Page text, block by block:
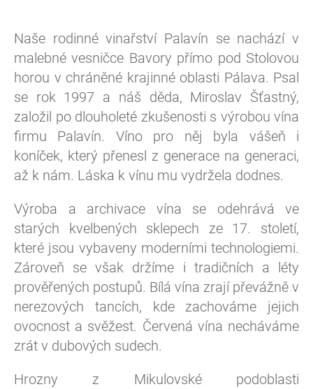
Naše rodinné vinařství Palavín se nachází v
malebné vesničce Bavory přímo pod Stolovou
horou v chráněné krajinné oblasti Pálava. Psal
se rok 1997 a náš děda, Miroslav Šťastný,
založil po dlouholeté zkušenosti s výrobou vína
firmu Palavín. Víno pro něj byla vášeň i
koníček, který přenesl z generace na generaci,
až k nám. Láska k vínu mu vydržela dodnes.
Výroba a archivace vína se odehrává ve
starých kvelbených sklepech ze 17. století,
které jsou vybaveny moderními technologiemi.
Zároveň se však držíme i tradičních a léty
prověřených postupů. Bílá vína zrají převážně v
nerezových tancích, kde zachováme jejich
ovocnost a svěžest. Červená vína necháváme
zrát v dubových sudech.
Hrozny z Mikulovské podoblasti